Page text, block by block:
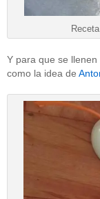
Y para que se
como la idea de